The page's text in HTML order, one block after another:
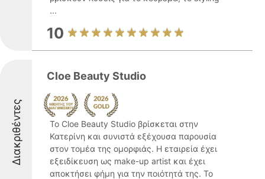
...
10
Διακριθέντες
Cloe Beauty Studio
Το Cloe Beauty Studio βρίσκεται στην
Κατερίνη και συνιστά εξέχουσα παρουσία
στον τομέα της ομορφιάς. Η εταιρεία έχει
εξειδίκευση ως make-up artist και έχει
αποκτήσει φήμη για την ποιότητά της. Το